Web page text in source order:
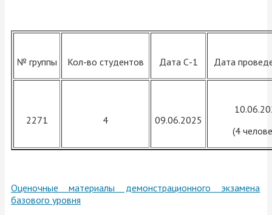
№ группы Кол-во студентов Дата С-1 Дата
2271 4 09.06.2025
(4
Оценочные материалы демонстрационного экзамена
базового уровня